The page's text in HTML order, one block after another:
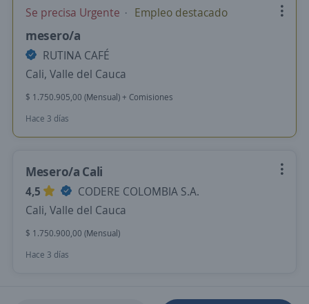
Se precisa Urgente Empleo destacado
mesero/a
RUTINA CAFÉ
Cali, Valle del Cauca
$ 1.750.905,00 (Mensual) + Comisiones
Hace 3 días
Mesero/a Cali
4,5
CODERE COLOMBIA S.A.
Cali, Valle del Cauca
$ 1.750.900,00 (Mensual)
Hace 3 días